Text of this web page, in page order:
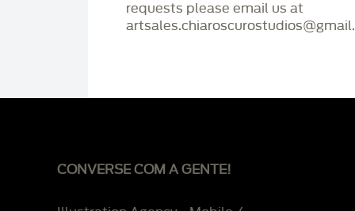
requests please email us at
CONVERSE COM A GENTE!